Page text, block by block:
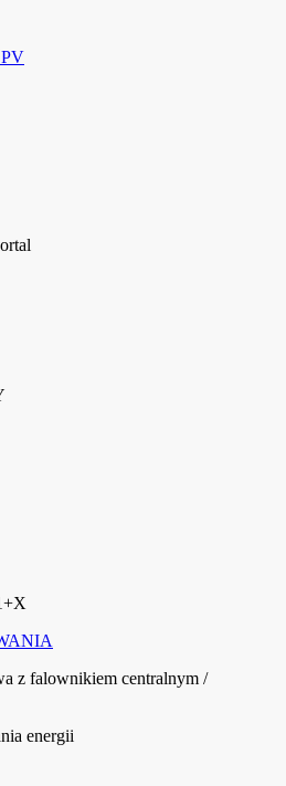
z falownikiem centralnym /
energii